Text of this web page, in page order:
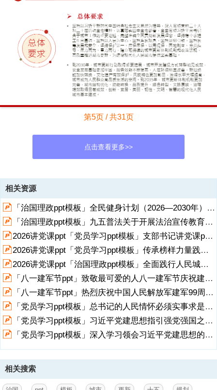
第5页 / 共31页
点击查看更多>>
资源描述
1、城市是现代化建设的重要载体、人民幸福生活的重要空间,（关于配
套讲稿的说明：本PPT模板包含讲稿，请移至最后1页查阅、复制）,城
市是现代化建设的重要载体、人民幸福生活的重要空间。为贯彻落实党
中央、国务院关于高质量推进城市更新的决策部署，根据中华人民共和
国国民经济和社会发展第十五个五年规划纲要，制定本规划。,第一
章,10项主要指标,10项主要指标,总体要求,坚持以习近平新时代中国特
色社会主义思想为指导，深入贯彻党的二十大和二十届历次全会精神，
认真落实四中全会部署，全面贯彻习近平总书记关于城市工作的重要论
述，完整准确全面贯彻新发展理念，坚持稳中求进工作总基调，坚持以
人民为中心，坚持系统观念，坚持规划
2、引领，坚持统筹发展和安全，坚持保护第一、应保尽保、以用促
保，因地制宜、分类指导，尽力而为、量力而行，建立可持续的城市更
新体制机制和政策法规，高质量推进城市更新，为建设现代化人民城市
提供坚实基础。到2030年，城市更新行动取得重要进展，城市开发建设
彰显，治理水平大幅提高，城市成为人民群众高品质生活的空间。到
2035年，城市更新体制机制更加完善，城市结构优化、动能转换、品质
提升、绿色转型、文脉赓续、治理增效取得显著成效，创新、宜居、美
展开阅读全文
相关资源
「治国理政ppt模板」全民健身计划（2026—2030年）党课ppt模板「带完整内容」.pptx
「治国理政ppt模板」九五普法关于开展法治宣传教育的第九个五年规划（2026－2030年）党课ppt模板「带完整内容」.pptx
2026讲党课ppt「党员学习ppt模板」支部书记讲党课ppt模板「带完整内容」.pptx
2026讲党课ppt「党员学习ppt模板」传承榜样力量践行初心使命PP学习“七一勋章”获得者精神党课ppt模板「带完整内容」.pptx
2026讲党课ppt「治国理政ppt模板」全面践行人民城市理念总书记重要论述党课ppt模板「带完整内容」.pptx
「八一建军节ppt」致敬最可爱的人八一建军节庆祝建军99周年党课ppt模板（带内容）.pptx
「八一建军节ppt」热烈庆祝中国人民解放军建军99周年铁血铸军魂建军节党课ppt模板（带内容）.pptx
「党员学习ppt模板」总书记的人民情怀必须实事求是求真务实真抓实干专题党课ppt模板（含配套讲稿）.pptx
「党员学习ppt模板」习近平党建思想指引强党强国之路党课ppt模板（带内容）.pptx
「党员学习ppt模板」深入学习领会习近平党建思想的科学内涵党课ppt模板（含配套讲稿）.pptx
相关搜索